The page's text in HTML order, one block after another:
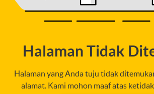
Halaman Tidak
Halaman yang Anda tuju tidak
alamat. Kami mohon maaf atas